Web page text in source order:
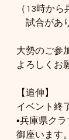
（13時か
試合があ
大勢のご参
よろしくお
【追伸】
イベント終
▪️兵庫県ク
御座います。